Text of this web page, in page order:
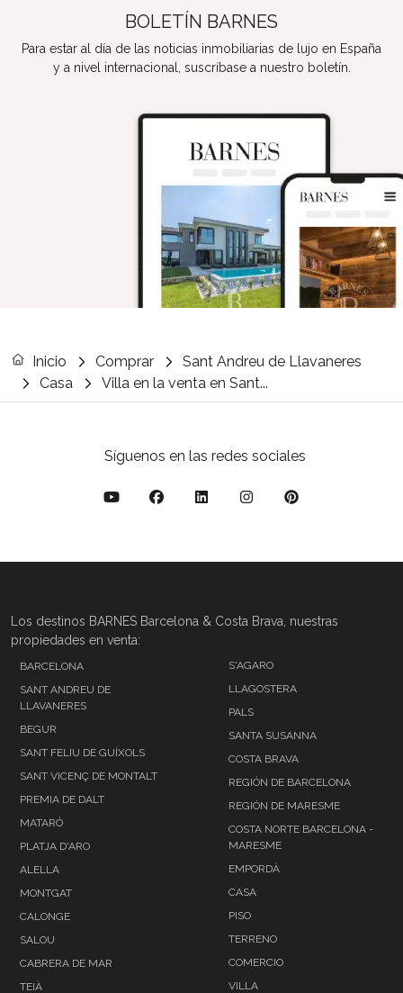
BOLETÍN BARNES
Para estar al día de las noticias inmobiliarias de lujo en España
y a nivel internacional, suscríbase a nuestro boletín.
Inicio Comprar
Sant Andreu de Llavaneres
Casa
Villa en la venta en Sant...
Síguenos en las redes sociales
Los destinos BARNES Barcelona & Costa Brava, nuestras
propiedades en venta:
BARCELONA
SANT ANDREU DE
LLAVANERES
BEGUR
SANT FELIU DE GUÍXOLS
SANT VICENÇ DE MONTALT
PREMIA DE DALT
MATARÓ
PLATJA D'ARO
ALELLA
MONTGAT
CALONGE
SALOU
CABRERA DE MAR
TEIÀ
S'AGARO
LLAGOSTERA
PALS
SANTA SUSANNA
COSTA BRAVA
REGIÓN DE BARCELONA
REGIÓN DE MARESME
COSTA NORTE BARCELONA -
MARESME
EMPORDÀ
CASA
PISO
TERRENO
COMERCIO
VILLA